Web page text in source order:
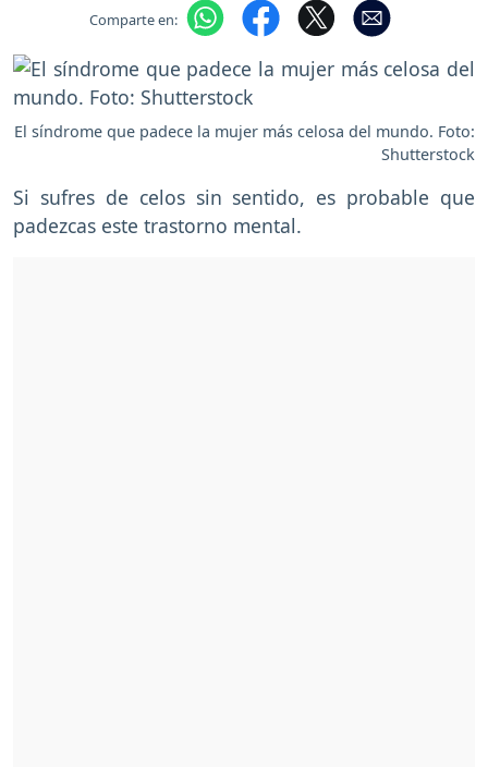
Comparte en:
El síndrome que padece la mujer más celosa del mundo. Foto:
Shutterstock
Si sufres de celos sin sentido, es probable que
padezcas este trastorno mental.